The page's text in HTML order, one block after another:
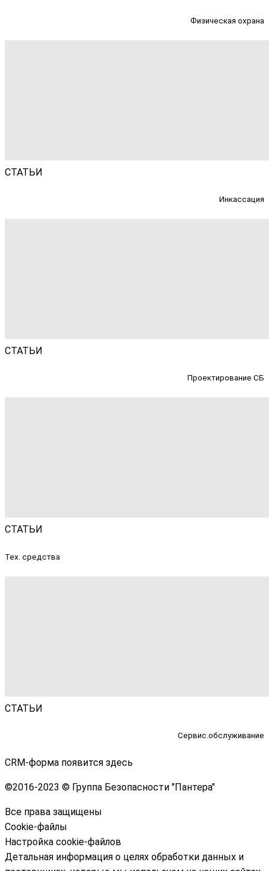
Физическая охрана
СТАТЬИ
Инкассация
СТАТЬИ
Проектирование СБ
СТАТЬИ
Тех. средства
СТАТЬИ
Сервис.обслуживание
CRM-форма появится здесь
©2016-2023 © Группа Безопасности "Пантера"
Все права защищены
Cookie-файлы
Настройка cookie-файлов
Детальная информация о целях обработки данных и